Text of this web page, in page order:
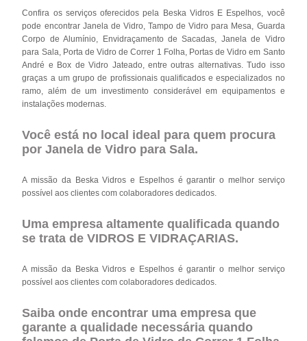
Confira os serviços oferecidos pela Beska Vidros E Espelhos, você
pode encontrar Janela de Vidro, Tampo de Vidro para Mesa, Guarda
Corpo de Alumínio, Envidraçamento de Sacadas, Janela de Vidro
para Sala, Porta de Vidro de Correr 1 Folha, Portas de Vidro em Santo
André e Box de Vidro Jateado, entre outras alternativas. Tudo isso
graças a um grupo de profissionais qualificados e especializados no
ramo, além de um investimento considerável em equipamentos e
instalações modernas.
Você está no local ideal para quem procura
porJanela de Vidro para Sala.
A missão da Beska Vidros e Espelhos é garantir o melhor serviço
possível aos clientes com colaboradores dedicados.
Uma empresa altamente qualificada quando
se trata de VIDROS E VIDRAÇARIAS.
A missão da Beska Vidros e Espelhos é garantir o melhor serviço
possível aos clientes com colaboradores dedicados.
Saiba onde encontrar uma empresa que
garante a qualidade necessária quando